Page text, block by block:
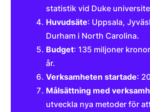
statistik vid Duke
Huvudsäte: Uppsala,
Durham i North Carolina.
Budget: 135 miljoner
år.
Verksamheten startade:
Målsättning med
utveckla nya metoder för